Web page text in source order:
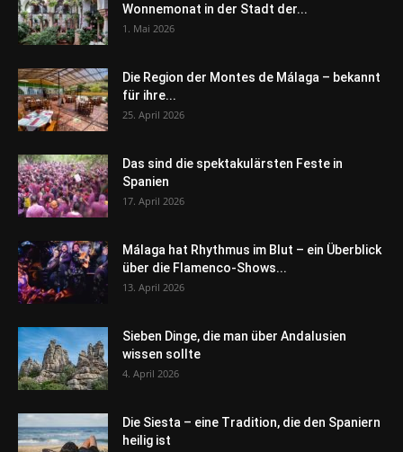
Wonnemonat in der Stadt der...
1. Mai 2026
Die Region der Montes de Málaga – bekannt
für ihre...
25. April 2026
Das sind die spektakulärsten Feste in
Spanien
17. April 2026
Málaga hat Rhythmus im Blut – ein Überblick
über die Flamenco-Shows...
13. April 2026
Sieben Dinge, die man über Andalusien
wissen sollte
4. April 2026
Die Siesta – eine Tradition, die den Spaniern
heilig ist